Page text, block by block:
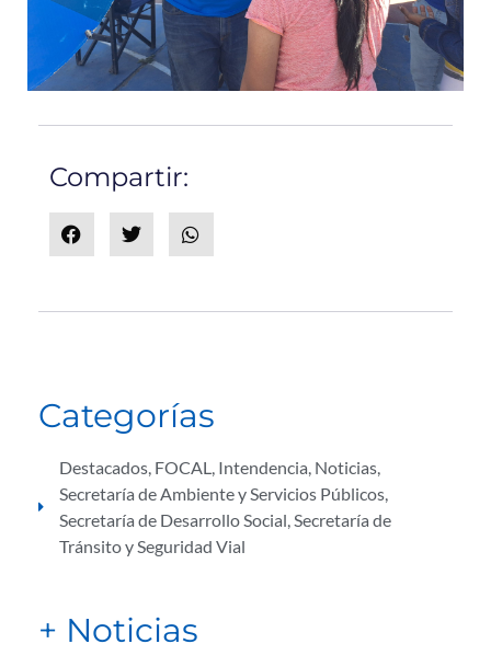
Compartir:
Categorías
Destacados, FOCAL, Intendencia, Noticias,
Secretaría de Ambiente y Servicios Públicos,
Secretaría de Desarrollo Social,Secretaría de
Tránsito y Seguridad Vial
+ Noticias